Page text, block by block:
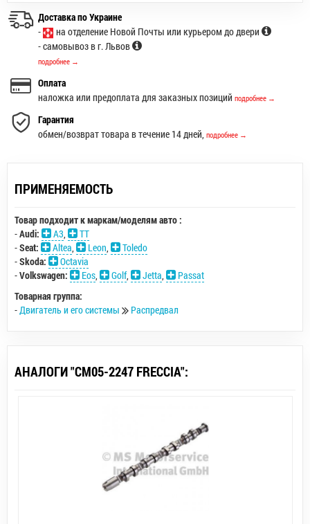
Доставка по Украине
-
на отделение Новой Почты или курьером до двери
- самовывоз в г. Львов
подробнее →
Оплата
наложка или предоплата для заказных позиций подробнее →
Гарантия
обмен/возврат товара в течение 14 дней, подробнее →
ПРИМЕНЯЕМОСТЬ
Товар подходит к маркам/моделям авто :
-Audi: A3,
TT
-Seat: Altea, Leon,
Toledo
-Skoda:
Octavia
-Volkswagen: Eos, Golf, Jetta,
Passat
Товарная группа:
-Двигатель и его системы Распредвал
АНАЛОГИ "CM05-2247 FRECCIA":